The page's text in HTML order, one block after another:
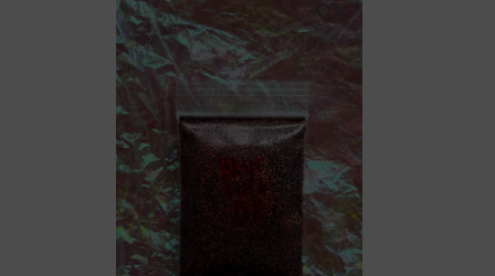
ADICIONAR AO CARRINHO